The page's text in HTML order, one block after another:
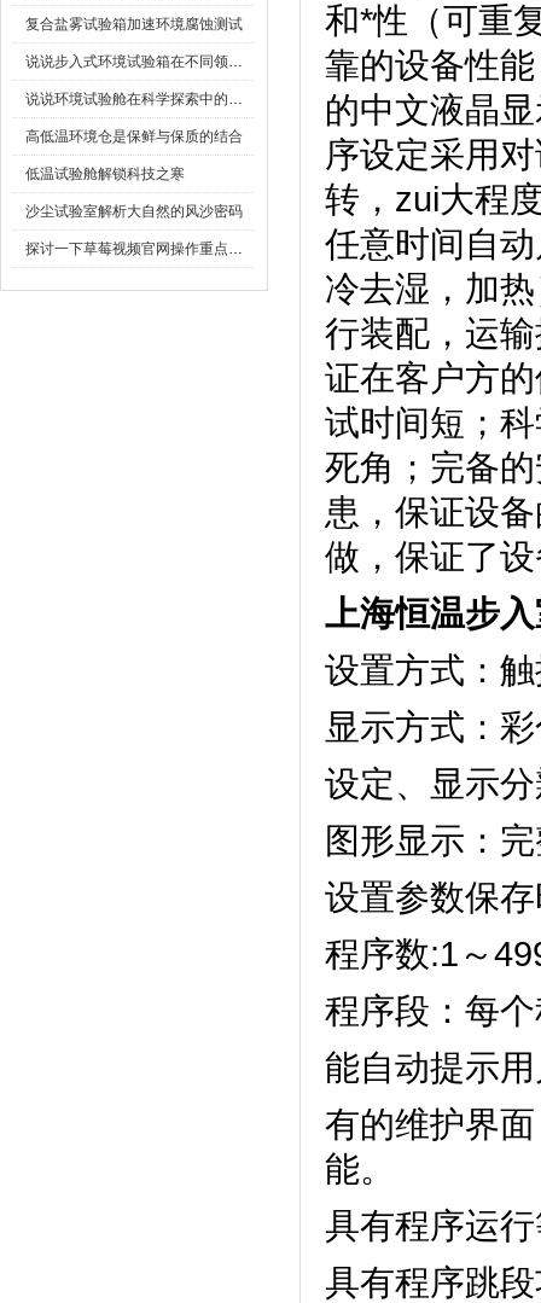
复合盐雾试验箱加速环境腐蚀测试
说说步入式环境试验箱在不同领域的应用
说说环境试验舱在科学探索中的作用
高低温环境仓是保鲜与保质的结合
低温试验舱解锁科技之寒
沙尘试验室解析大自然的风沙密码
探讨一下草莓视频官网操作重点是什么
和*性（可重
靠的设备性能
的中文液晶显
序设定采用对
转，zui大程
任意时间自动启
冷去湿，
行装配，
证在客户方的
试时间短；
死角；完
患，保证设
做，保证了设
上海恒温步
设置方式：触
显示方式
设定、显
图形显示：
设置参数保存
程序数:1～
程序段：每
能自动提示用
有的维护界面
能。
具有程序运行
具有程序跳段功